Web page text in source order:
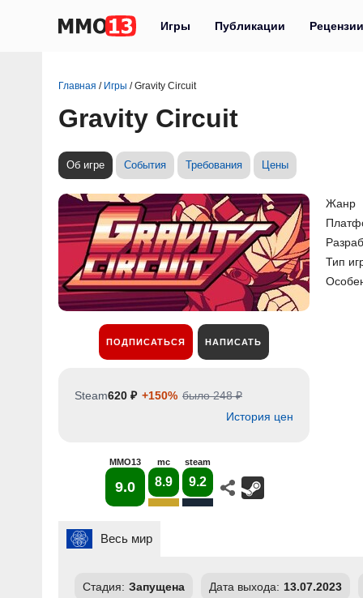
Игры Публикации Рецензии
Главная / Игры /Gravity Circuit
Gravity Circuit
Об игре События Требования Цены
ПОДПИСАТЬСЯ НАПИСАТЬ
Steam620 ₽ +150% было 248 ₽
История цен
MMO13
9.0
mc
8.9
steam
9.2
Жанр
Тип
Весь мир
Стадия: Запущена Дата выхода: 13.07.2023